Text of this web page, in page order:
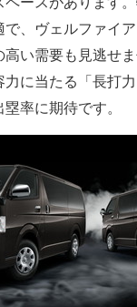
で、ヴェルファイ
高い需要も見逃せ
力に当たる「長打
率に期待です。